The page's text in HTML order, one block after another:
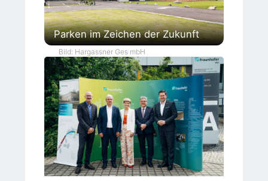
Parken im Zeichen der Zukunft
Bild: Hargassner Ges mbH